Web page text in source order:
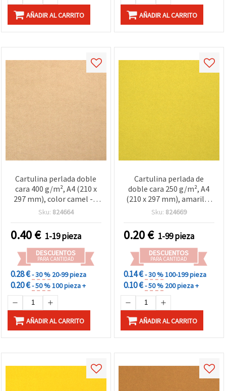
AÑADIR AL CARRITO AÑADIR AL CARRITO
Cartulina perlada doble
cara 400 g/m², A4 (210 x
297 mm), color camel - 1
hoja
Sku: 824664
0.40€ 1-19 pieza
DESCUENTOS
PARA CANTIDAD
0.28 €- 30 % 20-99 pieza
0.20 €- 50 %100 pieza +
AÑADIR AL CARRITO
Cartulina perlada de
doble cara 250 g/m², A4
(210 x 297 mm), amarillo
eléctrico, para
scrapbooking - 1 hoja
Sku: 824669
0.20€ 1-99 pieza
DESCUENTOS
PARA CANTIDAD
0.14 €- 30 %100-199 pieza
0.10 €- 50 % 200 pieza +
AÑADIR AL CARRITO